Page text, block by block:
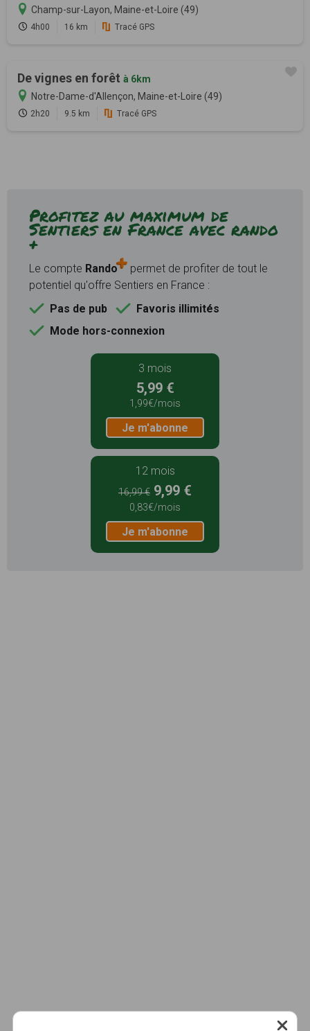
Champ-sur-Layon, Maine-et-Loire (49)
4h00 16 km Tracé GPS
De vignes en forêt à 6km
Notre-Dame-d'Allençon, Maine-et-Loire (49)
2h20 9.5 km Tracé GPS
Profitez au maximum de
Sentiers en France avec rando
+
Le compte Rando
permet de profiter de tout le
potentiel qu'offre Sentiers en France :
Pas de pub
Favoris illimités
Mode hors-connexion
3 mois
5,99 €
1,99€/mois
Je m'abonne
12 mois
16,99 € 9,99 €
0,83€/mois
Je m'abonne